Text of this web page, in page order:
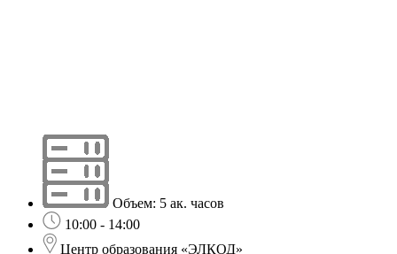
Объем: 5 ак. часов
10:00 - 14:00
Центр образования «ЭЛКОД»